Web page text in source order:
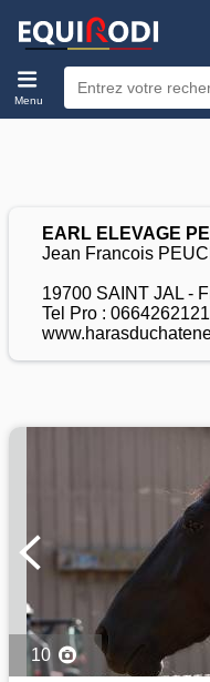
Menu
EARL ELEVAGE
Jean Francois
19700 SAINT JAL -
Tel Pro : 0664262121
10